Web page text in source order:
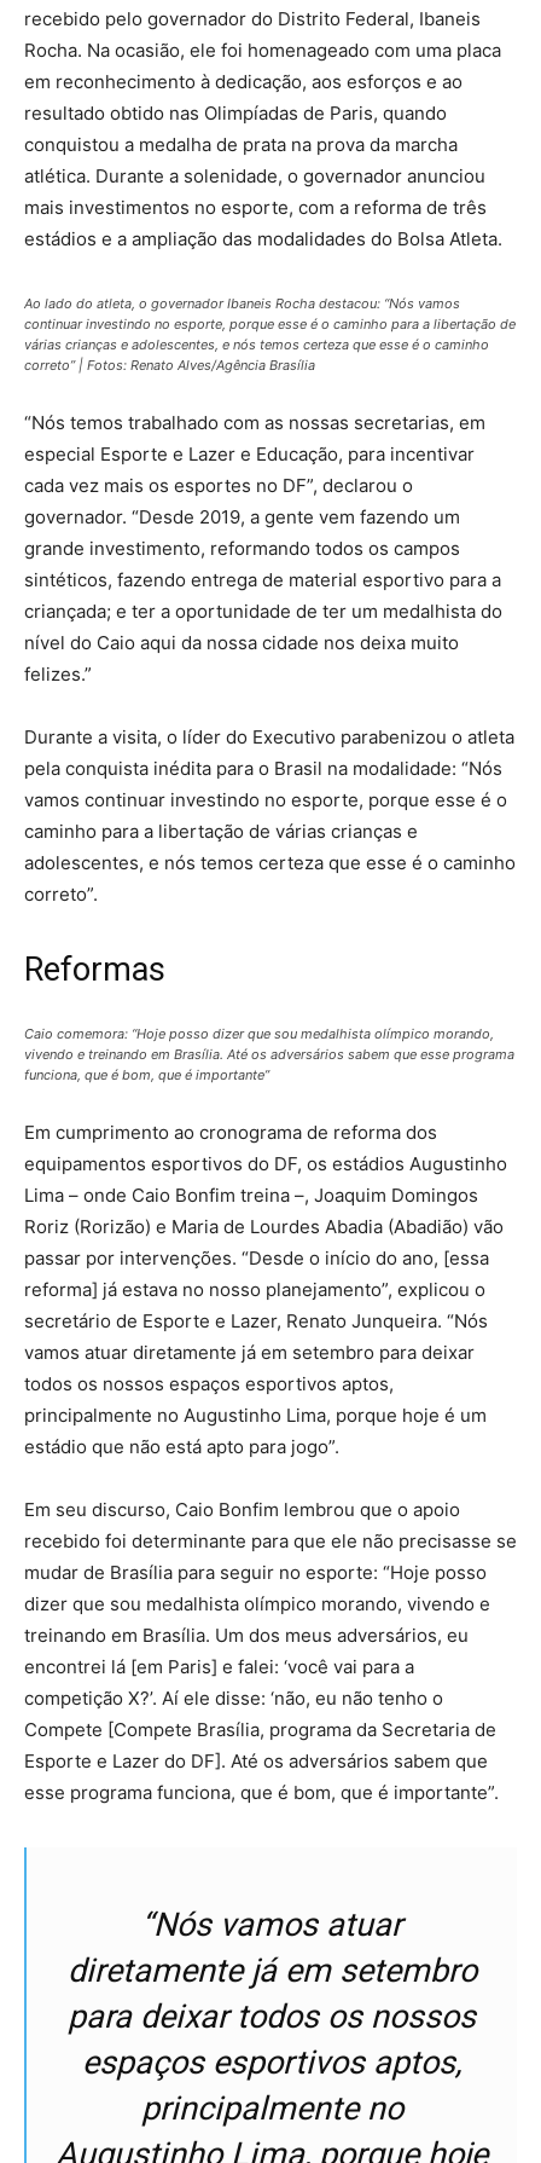
recebido pelo governador do Distrito Federal, Ibaneis
Rocha. Na ocasião, ele foi homenageado com uma placa
em reconhecimento à dedicação, aos esforços e ao
resultado obtido nas Olimpíadas de Paris, quando
conquistou a medalha de prata na prova da marcha
atlética. Durante a solenidade, o governador anunciou
mais investimentos no esporte, com a reforma de três
estádios e a ampliação das modalidades do Bolsa Atleta.
Ao lado do atleta, o governador Ibaneis Rocha destacou: “Nós vamos
continuar investindo no esporte, porque esse é o caminho para a libertação de
várias crianças e adolescentes, e nós temos certeza que esse é o caminho
correto” | Fotos: Renato Alves/Agência Brasília
“Nós temos trabalhado com as nossas secretarias, em
especial Esporte e Lazer e Educação, para incentivar
cada vez mais os esportes no DF”, declarou o
governador. “Desde 2019, a gente vem fazendo um
grande investimento, reformando todos os campos
sintéticos, fazendo entrega de material esportivo para a
criançada; e ter a oportunidade de ter um medalhista do
nível do Caio aqui da nossa cidade nos deixa muito
felizes.”
Durante a visita, o líder do Executivo parabenizou o atleta
pela conquista inédita para o Brasil na modalidade: “Nós
vamos continuar investindo no esporte, porque esse é o
caminho para a libertação de várias crianças e
adolescentes, e nós temos certeza que esse é o caminho
correto”.
Reformas
Caio comemora: “Hoje posso dizer que sou medalhista olímpico morando,
vivendo e treinando em Brasília. Até os adversários sabem que esse programa
funciona, que é bom, que é importante”
Em cumprimento ao cronograma de reforma dos
equipamentos esportivos do DF, os estádios Augustinho
Lima – onde Caio Bonfim treina –, Joaquim Domingos
Roriz (Rorizão) e Maria de Lourdes Abadia (Abadião) vão
passar por intervenções. “Desde o início do ano, [essa
reforma] já estava no nosso planejamento”, explicou o
secretário de Esporte e Lazer, Renato Junqueira. “Nós
vamos atuar diretamente já em setembro para deixar
todos os nossos espaços esportivos aptos,
principalmente no Augustinho Lima, porque hoje é um
estádio que não está apto para jogo”.
Em seu discurso, Caio Bonfim lembrou que o apoio
recebido foi determinante para que ele não precisasse se
mudar de Brasília para seguir no esporte: “Hoje posso
dizer que sou medalhista olímpico morando, vivendo e
treinando em Brasília. Um dos meus adversários, eu
encontrei lá [em Paris] e falei: ‘você vai para a
competição X?’. Aí ele disse: ‘não, eu não tenho o
Compete [Compete Brasília, programa da Secretaria de
Esporte e Lazer do DF]. Até os adversários sabem que
esse programa funciona, que é bom, que é importante”.
“Nós vamos atuar
diretamente já em setembro
para deixar todos os nossos
espaços esportivos aptos,
principalmente no
Augustinho Lima, porque hoje